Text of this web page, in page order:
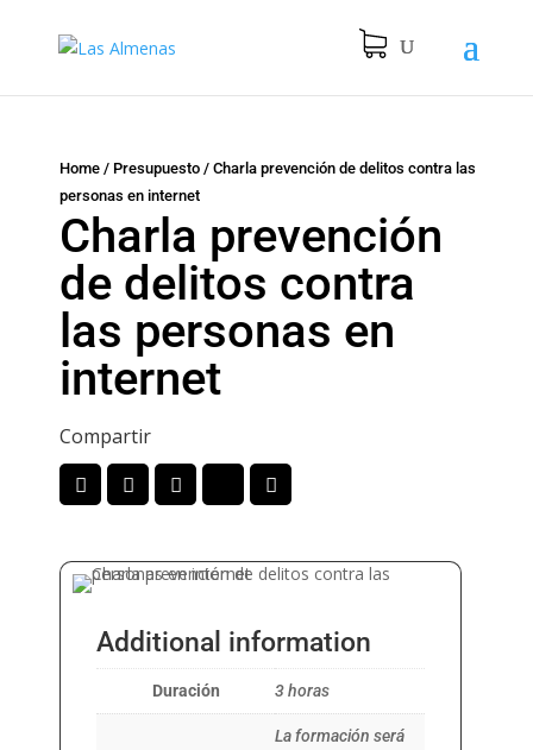
Home / Presupuesto / Charla prevención de delitos contra las
personas en internet
Charla prevención
de delitos contra
las personas en
internet
Compartir
Additional information
Duración 3 horas
La formación será